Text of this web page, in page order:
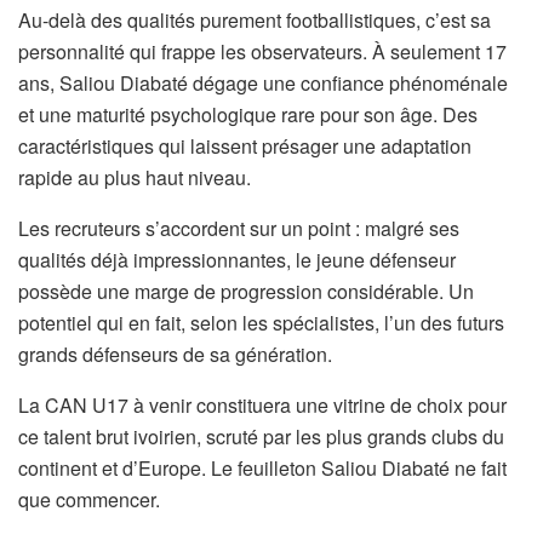
Au-delà des qualités purement footballistiques, c’est sa
personnalité qui frappe les observateurs. À seulement 17
ans, Saliou Diabaté dégage une confiance phénoménale
et une maturité psychologique rare pour son âge. Des
caractéristiques qui laissent présager une adaptation
rapide au plus haut niveau.
Les recruteurs s’accordent sur un point : malgré ses
qualités déjà impressionnantes, le jeune défenseur
possède une marge de progression considérable. Un
potentiel qui en fait, selon les spécialistes, l’un des futurs
grands défenseurs de sa génération.
La CAN U17 à venir constituera une vitrine de choix pour
ce talent brut ivoirien, scruté par les plus grands clubs du
continent et d’Europe. Le feuilleton Saliou Diabaté ne fait
que commencer.